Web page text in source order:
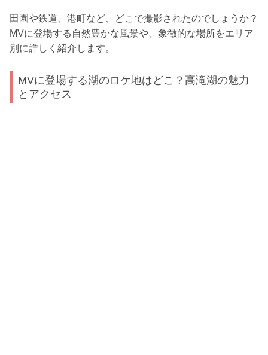
田園や鉄道、港町など、どこで撮影されたのでしょうか？
MVに登場する自然豊かな風景や、象徴的な場所をエリア
別に詳しく紹介します。
MVに登場する湖のロケ地はどこ？高滝湖の魅力
とアクセス